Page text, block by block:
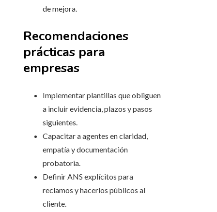
de mejora.
Recomendaciones
prácticas para
empresas
Implementar plantillas que obliguen
a incluir evidencia, plazos y pasos
siguientes.
Capacitar a agentes en claridad,
empatía y documentación
probatoria.
Definir ANS explícitos para
reclamos y hacerlos públicos al
cliente.